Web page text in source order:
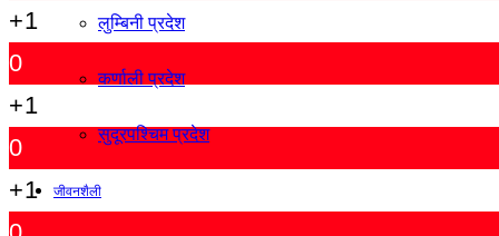
लुम्बिनी प्रदेश
कर्णाली प्रदेश
सुदूरपश्चिम प्रदेश
जीवनशैली
+1
0
+1
0
+1